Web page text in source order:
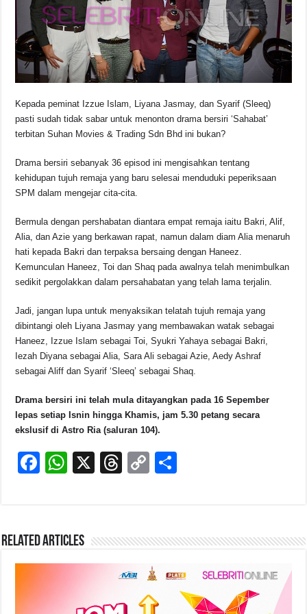
o
k
p
k
Kepada peminat Izzue Islam, Liyana Jasmay, dan Syarif (Sleeq)
pasti sudah tidak sabar untuk menonton drama bersiri ‘Sahabat’
terbitan Suhan Movies & Trading Sdn Bhd ini bukan?
Drama bersiri sebanyak 36 episod ini mengisahkan tentang
kehidupan tujuh remaja yang baru selesai menduduki peperiksaan
SPM dalam mengejar cita-cita.
Bermula dengan pershabatan diantara empat remaja iaitu Bakri, Alif,
Alia, dan Azie yang berkawan rapat, namun dalam diam Alia menaruh
hati kepada Bakri dan terpaksa bersaing dengan Haneez.
Kemunculan Haneez, Toi dan Shaq pada awalnya telah menimbulkan
sedikit pergolakkan dalam persahabatan yang telah lama terjalin.
Jadi, jangan lupa untuk menyaksikan telatah tujuh remaja yang
dibintangi oleh Liyana Jasmay yang membawakan watak sebagai
Haneez, Izzue Islam sebagai Toi, Syukri Yahaya sebagai Bakri,
Iezah Diyana sebagai Alia, Sara Ali sebagai Azie, Aedy Ashraf
sebagai Aliff dan Syarif ‘Sleeq’ sebagai Shaq.
Drama bersiri ini telah mula ditayangkan pada 16 Sepember
lepas setiap Isnin hingga Khamis, jam 5.30 petang secara
ekslusif di Astro Ria (saluran 104).
F
e
b
o
o
W
s
A
X
T
d
s
C
Li
n
k
Related Articles